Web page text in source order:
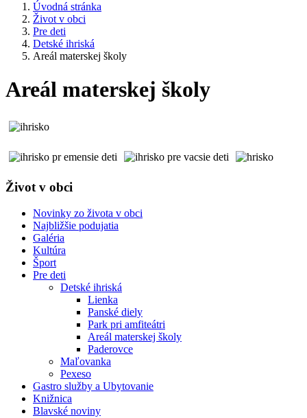
Úvodná stránka
Život v obci
Pre deti
Detské ihriská
Areál materskej školy
Areál materskej školy
Život v obci
Novinky zo života v obci
Najbližšie podujatia
Galéria
Kultúra
Šport
Pre deti
Detské ihriská
Lienka
Panské diely
Park pri amfiteátri
Areál materskej školy
Paderovce
Maľovanka
Pexeso
Gastro služby a Ubytovanie
Knižnica
Blavské noviny